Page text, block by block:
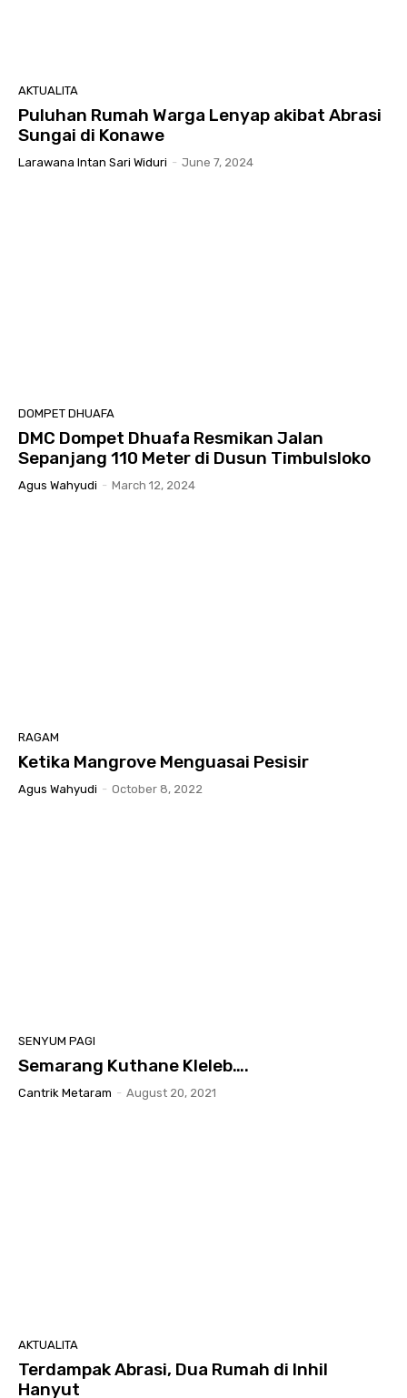
AKTUALITA
Puluhan Rumah Warga Lenyap akibat Abrasi
Sungai di Konawe
Larawana Intan Sari Widuri - June 7, 2024
DOMPET DHUAFA
DMC Dompet Dhuafa Resmikan Jalan
Sepanjang 110 Meter di Dusun Timbulsloko
Agus Wahyudi - March 12, 2024
RAGAM
Ketika Mangrove Menguasai Pesisir
Agus Wahyudi - October 8, 2022
SENYUM PAGI
Semarang Kuthane Kleleb….
Cantrik Metaram - August 20, 2021
AKTUALITA
Terdampak Abrasi, Dua Rumah di Inhil
Hanyut